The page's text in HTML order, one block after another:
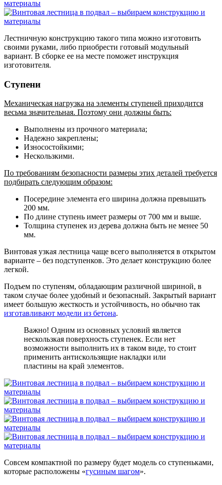
Лестничную конструкцию такого типа можно изготовить
своими руками, либо приобрести готовый модульный
вариант. В сборке ее на месте поможет инструкция
изготовителя.
Ступени
Механическая нагрузка на элементы ступеней приходится
весьма значительная. Поэтому они должны быть:
Выполнены из прочного материала;
Надежно закреплены;
Износостойкими;
Нескользкими.
По требованиям безопасности размеры этих деталей требуется
подбирать следующим образом:
Посередине элемента его ширина должна превышать
200 мм.
По длине ступень имеет размеры от 700 мм и выше.
Толщина ступенек из дерева должна быть не менее 50
мм.
Винтовая узкая лестница чаще всего выполняется в открытом
варианте – без подступенков. Это делает конструкцию более
легкой.
Подъем по ступеням, обладающим различной шириной, в
таком случае более удобный и безопасный. Закрытый вариант
имеет большую жесткость и устойчивость, но обычно так
изготавливают модели из бетона.
Важно! Одним из основных условий является
нескользкая поверхность ступенек. Если нет
возможности выполнить их в таком виде, то стоит
применить антискользящие накладки или
пластины на край элементов.
Совсем компактной по размеру будет модель со ступеньками,
которые расположены «гусиным шагом».